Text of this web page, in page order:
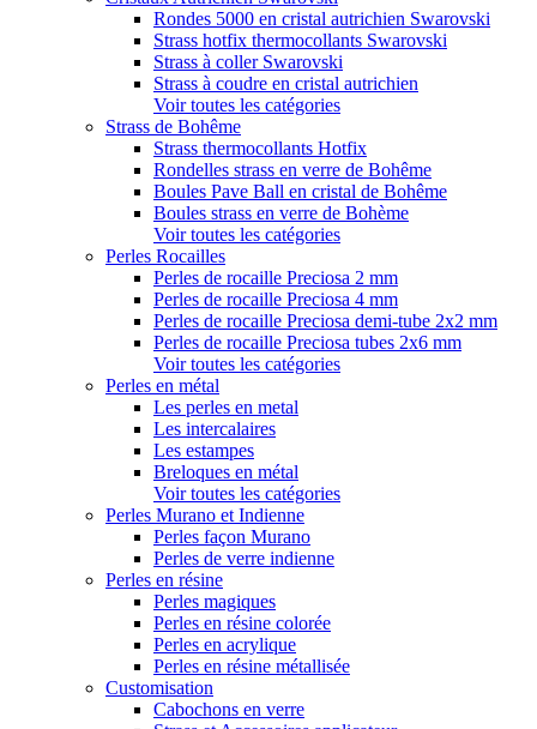
Rondes 5000 en cristal autrichien Swarovski
Strass hotfix thermocollants Swarovski
Strass à coller Swarovski
Strass à coudre en cristal autrichien
Voir toutes les catégories
Strass de Bohême
Strass thermocollants Hotfix
Rondelles strass en verre de Bohême
Boules Pave Ball en cristal de Bohême
Boules strass en verre de Bohème
Voir toutes les catégories
Perles Rocailles
Perles de rocaille Preciosa 2 mm
Perles de rocaille Preciosa 4 mm
Perles de rocaille Preciosa demi-tube 2x2 mm
Perles de rocaille Preciosa tubes 2x6 mm
Voir toutes les catégories
Perles en métal
Les perles en metal
Les intercalaires
Les estampes
Breloques en métal
Voir toutes les catégories
Perles Murano et Indienne
Perles façon Murano
Perles de verre indienne
Perles en résine
Perles magiques
Perles en résine colorée
Perles en acrylique
Perles en résine métallisée
Customisation
Cabochons en verre